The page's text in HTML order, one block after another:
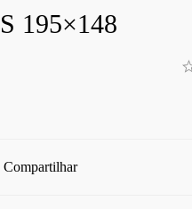
195×148
Compartilhar